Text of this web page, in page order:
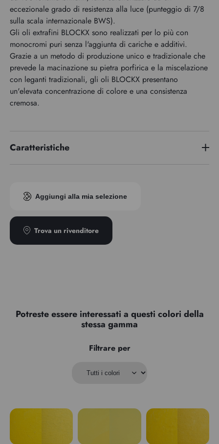
eccezionale grado di resistenza alla luce (punteggio di 7/8
sulla scala internazionale BWS).
Gli oli extrafini BLOCKX sono realizzati per lo più con
monocromi puri senza l'aggiunta di cariche e additivi.
Grazie a un metodo di produzione unico e tradizionale che
prevede la macinazione su pietra porfirica e la miscelazione
con leganti tradizionali, gli oli BLOCKX presentano
un'elevata concentrazione di colore e una consistenza
cremosa.
Caratteristiche
Indice di pigmento
PY150
Aggiungi alla mia selezione
Trova un rivenditore
Potreste essere interessati a questi colori della
stessa gamma
Filtrare per